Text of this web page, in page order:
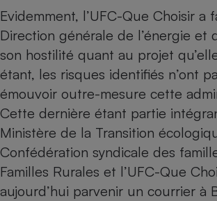
Evidemment, l’UFC-Que Choisir a
Direction générale de l’énergie et
son hostilité quant au projet
étant, les risques identifiés n’ont
émouvoir outre-mesure cette
Cette dernière étant partie
Ministère de la Transition
Confédération syndicale des
Familles Rurales et l’UFC-Que
aujourd’hui parvenir un courrier à